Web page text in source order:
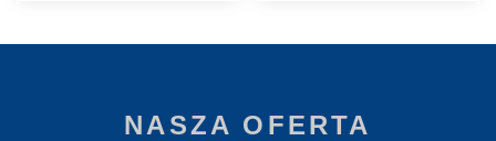
NASZA OFERTA